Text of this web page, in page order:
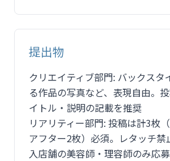
提出物
クリエイティブ部門: バックスタ
る作品の写真など、表現自由。
イトル・説明の記載を推奨
リアリティー部門: 投稿は計3枚
アフター2枚）必須。レタッチ禁
入店舗の美容師・理容師のみ応